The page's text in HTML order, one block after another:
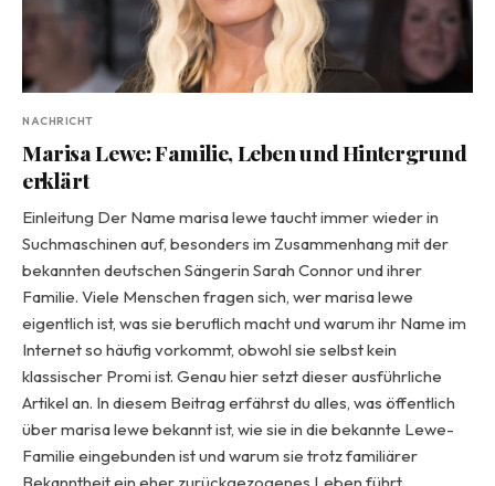
NACHRICHT
Marisa Lewe: Familie, Leben und Hintergrund
erklärt
Einleitung Der Name marisa lewe taucht immer wieder in
Suchmaschinen auf, besonders im Zusammenhang mit der
bekannten deutschen Sängerin Sarah Connor und ihrer
Familie. Viele Menschen fragen sich, wer marisa lewe
eigentlich ist, was sie beruflich macht und warum ihr Name im
Internet so häufig vorkommt, obwohl sie selbst kein
klassischer Promi ist. Genau hier setzt dieser ausführliche
Artikel an. In diesem Beitrag erfährst du alles, was öffentlich
über marisa lewe bekannt ist, wie sie in die bekannte Lewe-
Familie eingebunden ist und warum sie trotz familiärer